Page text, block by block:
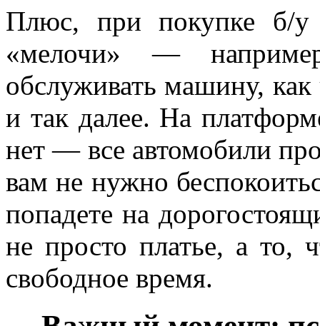
Плюс, при покупке б/у
«мелочи» —
обслуживать машину, как
и так далее. На
нет — все автомобили
вам не нужно
попадете на
не просто платье, а то,
свободное время.